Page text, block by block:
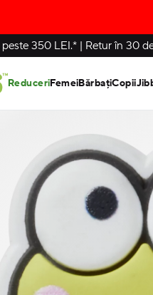
peste 350 LEI.* | Retur în 30
ReduceriFemeiBărbațiCopii